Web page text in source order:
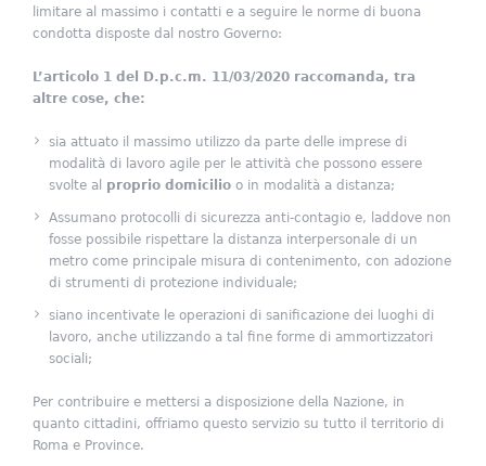
limitare al massimo i contatti e a seguire le norme di buona
condotta disposte dal nostro Governo:
L’articolo 1 del D.p.c.m. 11/03/2020 raccomanda, tra
altre cose, che:
sia attuato il massimo utilizzo da parte delle imprese di
modalità di lavoro agile per le attività che possono essere
svolte al proprio domicilio o in modalità a distanza;
Assumano protocolli di sicurezza anti-contagio e, laddove non
fosse possibile rispettare la distanza interpersonale di un
metro come principale misura di contenimento, con adozione
di strumenti di protezione individuale;
siano incentivate le operazioni di sanificazione dei luoghi di
lavoro, anche utilizzando a tal fine forme di ammortizzatori
sociali;
Per contribuire e mettersi a disposizione della Nazione, in
quanto cittadini, offriamo questo servizio su tutto il territorio di
Roma e Province.